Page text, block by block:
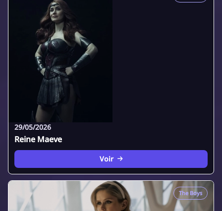
29/05/2026
Reine Maeve
Voir
The Boys